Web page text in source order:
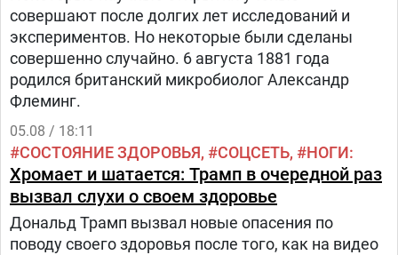
совершают после долгих лет исследований и
экспериментов. Но некоторые были сделаны
совершенно случайно. 6 августа 1881 года
родился британский микробиолог Александр
Флеминг.
05.08 / 18:11
СОСТОЯНИЕ ЗДОРОВЬЯ СОЦСЕТЬ НОГИ
Хромает и шатается: Трамп в очередной раз
вызвал слухи о своем здоровье
Дональд Трамп вызвал новые опасения по
поводу своего здоровья после того, как на видео